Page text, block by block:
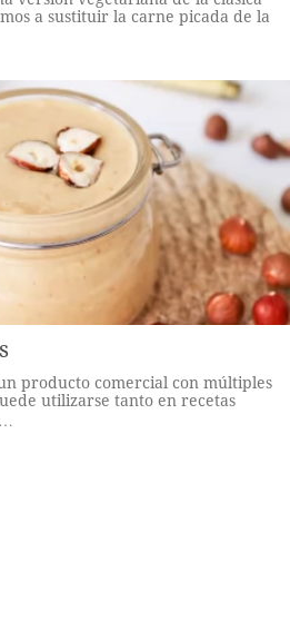
a sustituir la carne picada de la
producto comercial con múltiples
utilizarse tanto en recetas